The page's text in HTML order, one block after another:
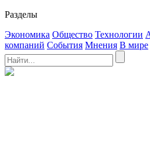
Разделы
Экономика Общество Технологии
компаний События Мнения В мире